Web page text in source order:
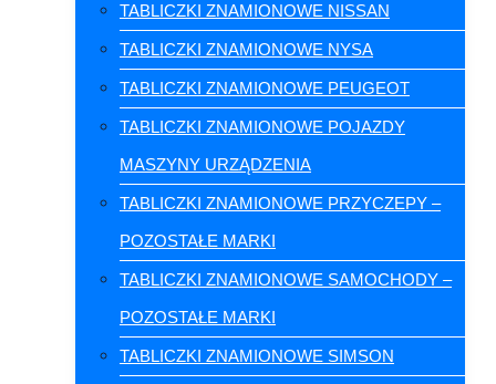
TABLICZKI ZNAMIONOWE NISSAN
TABLICZKI ZNAMIONOWE NYSA
TABLICZKI ZNAMIONOWE PEUGEOT
TABLICZKI ZNAMIONOWE POJAZDY
MASZYNY URZĄDZENIA
TABLICZKI ZNAMIONOWE PRZYCZEPY –
POZOSTAŁE MARKI
TABLICZKI ZNAMIONOWE SAMOCHODY –
POZOSTAŁE MARKI
TABLICZKI ZNAMIONOWE SIMSON